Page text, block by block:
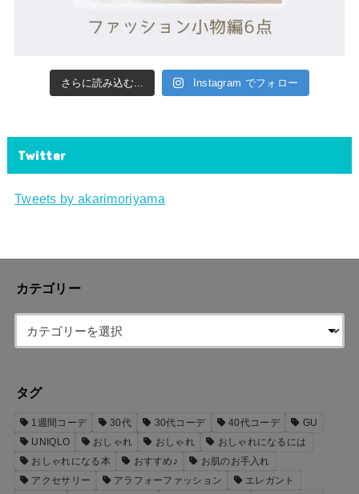
さらに読み込む... Instagram でフォロー
Twitter
Tweets by akarimoriyama
カテゴリー
タグ
1週間コーデ 30代 30代コーデ 40代コーデ
GU
UNIQLO
おしゃれ おしゃれ
おしゃれになるには
おしゃれになる本
おすすめ♪
お肌のお手入れ
アクセサリー
アラフォーファッション エレガント